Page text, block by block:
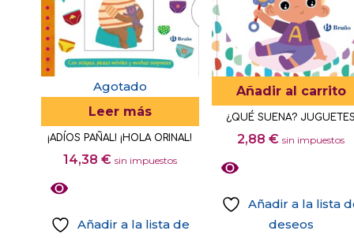
Agotado
Leer más
¡ADÍOS PAÑAL! ¡HOLA ORINAL!
14,38 € sin impuestos
Añadir a la lista de
Añadir al carrito
¿QUÉ SUENA?
2,88€ sin impuestos
Añadir a la lista
deseos